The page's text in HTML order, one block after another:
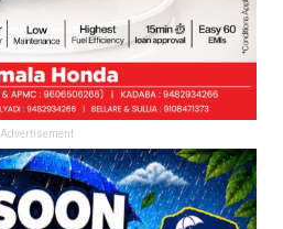
Advertisement